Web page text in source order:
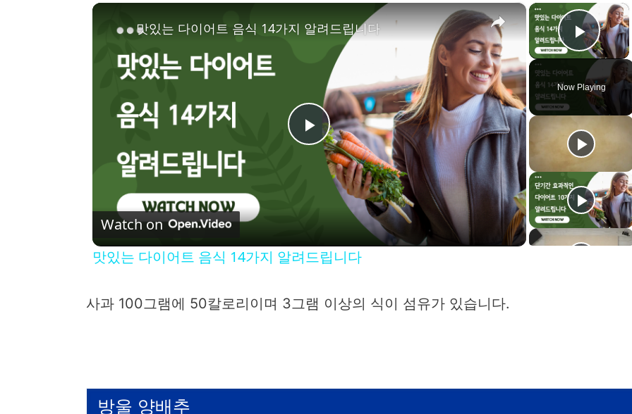
×
Play
Now Playing
×
P
a
V
맛있는 다이어트 음식 14가지 알려드립니다
Watch on
맛있는 다이어트 음식 14가지 알려드립니다
사과 100그램에 50칼로리이며 3그램 이상의 식이 섬유가 있습니다.
방울 양배추